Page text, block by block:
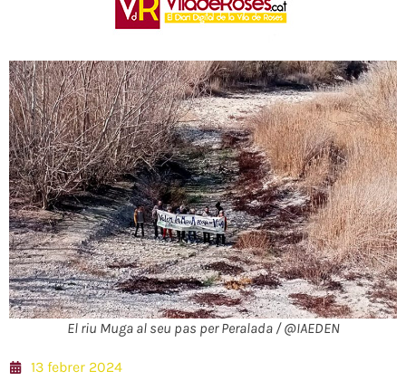
El riu Muga al seu pas per Peralada / @IAEDEN
13 febrer 2024